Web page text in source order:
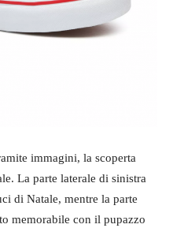
immagini, la scoperta
La parte laterale di sinistra
di Natale, mentre la parte
memorabile con il pupazzo